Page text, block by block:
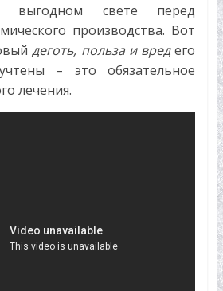
свете перед
производства. Вот
деготь, польза и вредего
– это обязательное
лечения.